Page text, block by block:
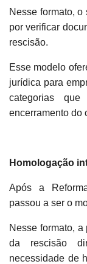
Nesse formato, o
por verificar
rescisão.
Esse modelo
jurídica para
categorias
encerramento do
Homologação
Após a
passou a ser o
Nesse formato,
da rescisão
necessidade de